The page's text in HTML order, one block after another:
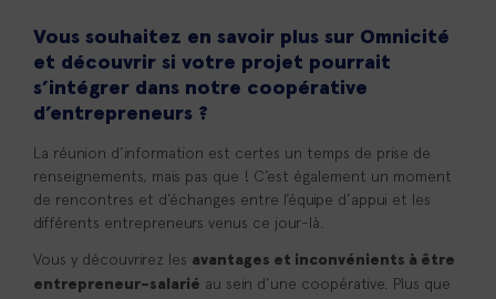
Vous souhaitez en savoir plus sur Omnicité
et découvrir si votre projet pourrait
s’intégrer dans notre coopérative
d’entrepreneurs ?
La réunion d’information est certes un temps de prise de
renseignements, mais pas que ! C’est également un moment
de rencontres et d’échanges entre l’équipe d’appui et les
différents entrepreneurs venus ce jour-là.
Vous y découvrirez les avantages et inconvénients à être
entrepreneur-salarié au sein d’une coopérative. Plus que